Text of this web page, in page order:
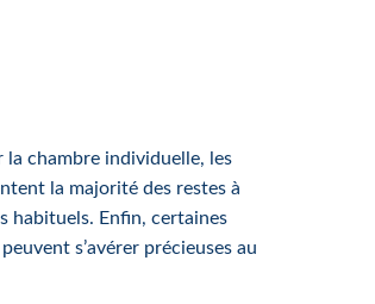
chambre individuelle, les
la majorité des restes à
habituels. Enfin, certaines
s’avérer précieuses au